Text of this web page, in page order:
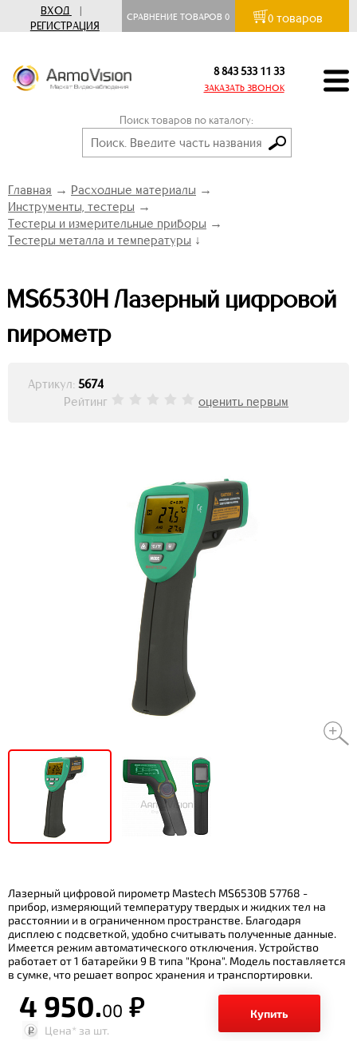
ВХОД
|
РЕГИСТРАЦИЯ
СРАВНЕНИЕ ТОВАРОВ0 0 товаров
8 843 533 11 33
ЗАКАЗАТЬ ЗВОНОК
Поиск товаров по каталогу:
Главная → Расходные материалы →
Инструменты, тестеры →
Тестеры и измерительные приборы →
Тестеры металла и температуры ↓
MS6530H Лазерный цифровой
пирометр
Артикул: 5674
Рейтинг
оценить первым
Лазерный цифровой пирометр Mastech MS6530B 57768 -
прибор, измеряющий температуру твердых и жидких тел на
расстоянии и в ограниченном пространстве. Благодаря
дисплею с подсветкой, удобно считывать полученные данные.
Имеется режим автоматического отключения. Устройство
работает от 1 батарейки 9 В типа "Крона". Модель поставляется
в сумке, что решает вопрос хранения и транспортировки.
4 950.00 р.
Купить
Цена* за шт.